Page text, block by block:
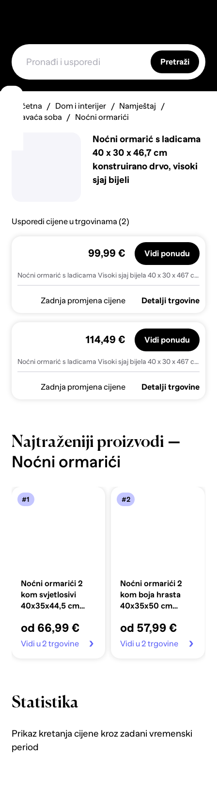
Pretraži
Početna Dom i interijer
Namještaj
Spavaća soba
Noćni ormarići
Noćni ormarić s ladicama
40 x 30 x 46,7 cm
konstruirano drvo, visoki
sjaj bijeli
Usporedi cijene u trgovinama (2)
Noćni ormarić s ladicama Visoki sjaj bijela 40 x 30 x 467 cm
99,99 € Vidi ponudu
Zadnja promjena cijene Detalji trgovine
Noćni ormarić s ladicama Visoki sjaj bijela 40 x 30 x 467 cm - Visoko sjajno bijela 1
114,49 € Vidi ponudu
Zadnja promjena cijene Detalji trgovine
Najtraženiji proizvodi —
Noćni ormarići
#1
Noćni ormarići 2
kom svjetlosivi
40x35x44,5 cm
od 66,99 €
Vidi u 2 trgovine
#2
Noćni ormarići 2
kom boja hrasta
40x35x50 cm
od 57,99 €
Vidi u 2 trgovine
Statistika
Prikaz kretanja cijene kroz zadani vremenski
period